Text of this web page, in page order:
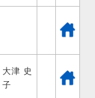
大津 史
子